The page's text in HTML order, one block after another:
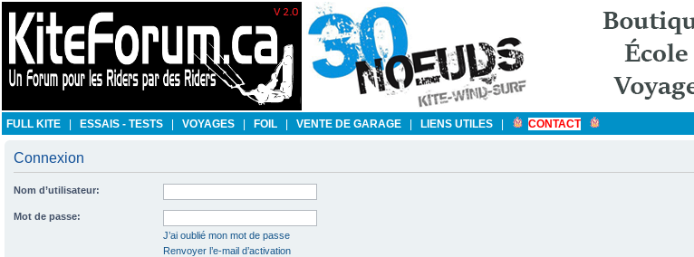
FULL KITE ESSAIS - TESTS VOYAGES FOIL VENTE DE GARAGE LIENS UTILES CONTACT
Connexion
Nom d’utilisateur:
Mot de passe:
J’ai oublié mon mot de passe
Renvoyer l’e-mail d’activation